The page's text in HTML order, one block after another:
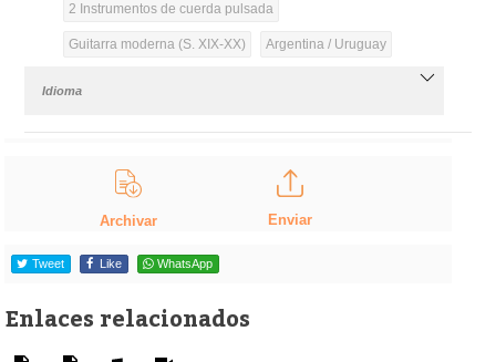
2 Instrumentos de cuerda pulsada
Guitarra moderna (S. XIX-XX) Argentina / Uruguay
Idioma
Archivar Enviar
Tweet Like WhatsApp
Enlaces relacionados